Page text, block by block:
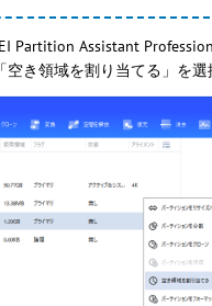
Partition Assistant
き領域を割り当てる」を選